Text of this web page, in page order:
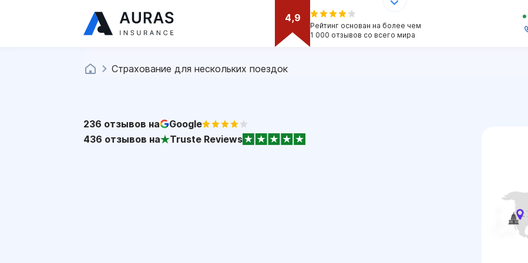
4,9
Рейтинг основан на более чем
1 000 отзывов со всего мира
Страхование для нескольких поездок
236 отзывов на
Google
436 отзывов на Truste Reviews